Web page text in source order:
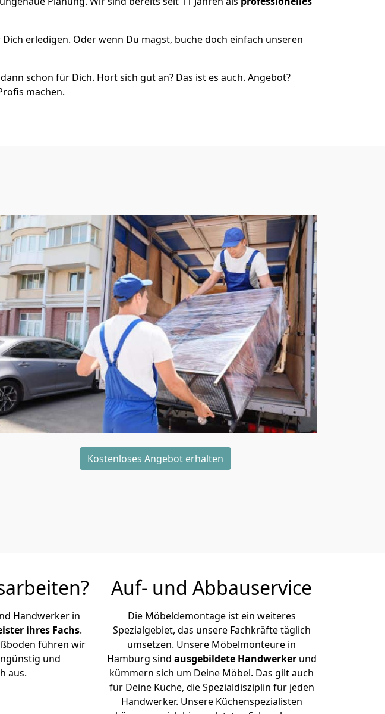
erledigen. Oder wenn Du magst, buche doch einfach unseren
schon für Dich. Hört sich gut an? Das ist es auch. Angebot?
machen.
Kostenloses Angebot erhalten
Handwerker in
ihres Fachs.
führen wir
und
aus.
Auf- und Abbauservice
Die Möbeldemontage ist ein weiteres
Spezialgebiet, das unsere Fachkräfte täglich
umsetzen. Unsere Möbelmonteure in
Hamburg sind ausgebildete Handwerker und
kümmern sich um Deine Möbel. Das gilt auch
für Deine Küche, die Spezialdisziplin für jeden
Handwerker. Unsere Küchenspezialisten